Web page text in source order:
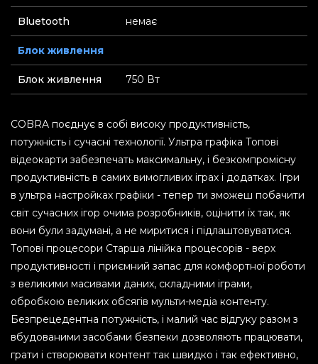
Bluetooth немає
Блок живлення
Блок живлення 750 Вт
COBRA поєднує в собі високу продуктивність,
потужність і сучасні технології. Ультра графіка Топові
відеокарти забезпечать максимальну, і безкомпромісну
продуктивність в самих вимогливих іграх і додатках. Ігри
в ультра настройках графіки - тепер ти зможеш побачити
світ сучасних ігор очима розробників, оцінити їх так, як
вони були задумані, а не миритися і підлаштовуватися.
Топові процесори Старша лінійка процесорів - верх
продуктивності і приємний запас для комфортної роботи
з великими масивами даних, складними іграми,
обробкою великих обсягів мульти-медіа контенту.
Безпрецедентна потужність, і малий час відгуку разом з
вбудованими засобами безпеки дозволяють працювати,
грати і створювати контент так швидко і так ефективно,